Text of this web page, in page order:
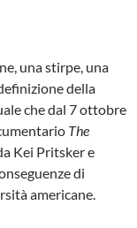
una stirpe, una
della
che dal 7 ottobre
The
Kei Pritsker e
di
americane.